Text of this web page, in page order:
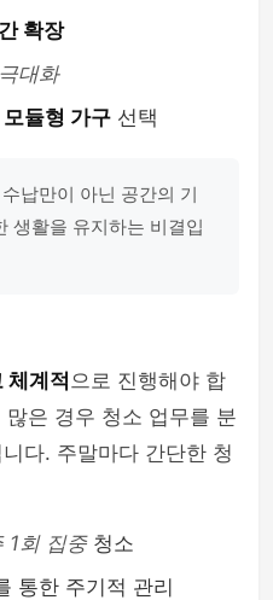
확장
대화
모듈형 가구 선택
납만이 아닌 공간의 기
생활을 유지하는 비결입
체계적으로 진행해야 합
은 경우 청소 업무를 분
다. 주말마다 간단한 청
1회 집중청소
통한 주기적 관리